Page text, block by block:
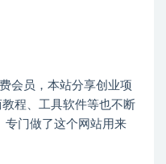
会员，本站分享创业项
程、工具软件等也不断
专门做了这个网站用来